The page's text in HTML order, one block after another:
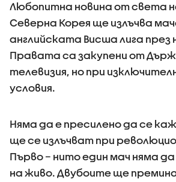
Любопитна новина от света
Северна Корея ще излъчва
английската Висша лига през
Правата са закупени от
телевизия, но при
условия.
Няма да е пресилено да се
ще се излъчват при
Първо – нито един мач няма
на живо. Двубоите ще